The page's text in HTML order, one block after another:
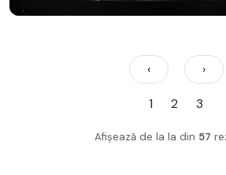
‹
1 2 3
›
Afișează de la la din 57